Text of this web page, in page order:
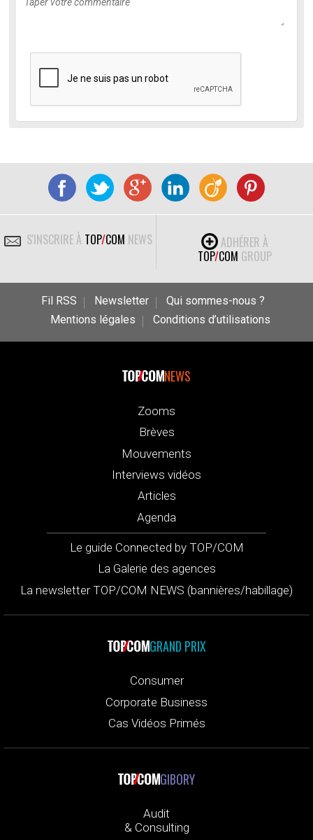
S'INSCRIRE À TOP/COM NEWS
ADHÉRER À
TOP/COM GROUP
Fil RSS Newsletter
Qui sommes-nous ?
Mentions légales
Conditions d’utilisations
NEWS
Zooms
Brèves
Mouvements
Interviews vidéos
Articles
Agenda
Le guide Connected by TOP/COM
La Galerie des agences
La newsletter TOP/COM NEWS (bannières/habillage)
GRAND PRIX
Consumer
Corporate Business
Cas Vidéos Primés
GIBORY
Audit
& Consulting